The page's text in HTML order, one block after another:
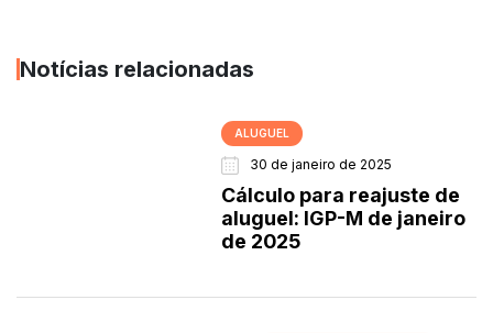
Notícias relacionadas
ALUGUEL
30 de janeiro de 2025
Cálculo para reajuste de
aluguel: IGP-M de janeiro
de 2025